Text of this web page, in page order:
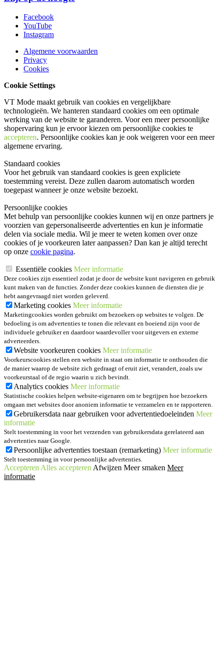
Facebook
YouTube
Instagram
Algemene voorwaarden
Privacy
Cookies
Cookie Settings
VT Mode maakt gebruik van cookies en vergelijkbare
technologieën. We hanteren standaard cookies om een optimale
werking van de website te garanderen. Voor een meer persoonlijke
shopervaring kun je ervoor kiezen om persoonlijke cookies te
accepteren. Persoonlijke cookies kan je ook weigeren voor een meer
algemene ervaring.
Standaard cookies
Voor het gebruik van standaard cookies is geen expliciete
toestemming vereist. Deze zullen daarom automatisch worden
toegepast wanneer je onze website bezoekt.
Persoonlijke cookies
Met behulp van persoonlijke cookies kunnen wij en onze partners je
voorzien van gepersonaliseerde advertenties en kun je informatie
delen via sociale media. Wil je meer te weten komen over onze
cookies of je voorkeuren later aanpassen? Dan kan je altijd terecht
op onze cookie pagina.
Essentiële cookies Meer informatie
Deze cookies zijn essentieel zodat je door de website kunt navigeren en gebruik
kunt maken van de functies. Zonder deze cookies kunnen de diensten die je
hebt aangevraagd niet worden geleverd.
Marketing cookies Meer informatie
Marketingcookies worden gebruikt om bezoekers op websites te volgen. De
bedoeling is om advertenties te tonen die relevant en boeiend zijn voor de
individuele gebruiker en daardoor waardevoller voor uitgevers en externe
adverteerders.
Website voorkeuren cookies Meer informatie
Voorkeurscookies stellen een website in staat om informatie te onthouden die
de manier waarop de website zich gedraagt of eruit ziet, verandert, zoals uw
voorkeurstaal of de regio waarin u zich bevindt.
Analytics cookies Meer informatie
Statistische cookies helpen website-eigenaren om te begrijpen hoe bezoekers
omgaan met websites door anoniem informatie te verzamelen en te rapporteren.
Gebruikersdata naar gebruiken voor advertentiedoeleinden Meer
informatie
Stelt toestemming in voor het verzenden van gebruikersdata gerelateerd aan
advertenties naar Google.
Persoonlijke advertenties toestaan (remarketing) Meer informatie
Stelt toestemming in voor persoonlijke advertenties.
Accepteren Alles accepteren Afwijzen Meer smaken Meer
informatie